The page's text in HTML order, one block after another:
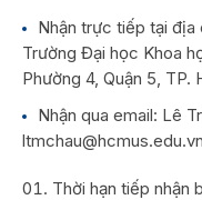
Nhận trực tiếp tại địa
Trường Đại học Khoa
Phường 4, Quận 5,
Nhận qua email: Lê
Thời hạn tiếp nhận